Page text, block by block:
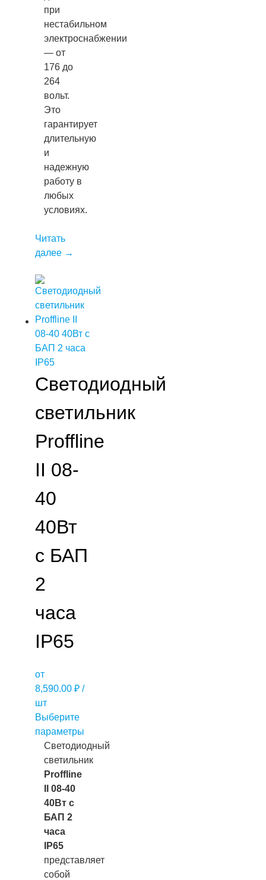
при
нестабильном
электроснабжении
— от
176 до
264
вольт.
Это
гарантирует
длительную
и
надежную
работу в
любых
условиях.
Читать
далее →
Светодиодный
светильник
Proffline
II 08-
40
40Вт
с БАП
2
часа
IP65
от
8,590.00 ₽ /
шт
Выберите
параметры
Светодиодный
светильник
Proffline
II 08-40
40Вт с
БАП 2
часа
IP65
представляет
собой